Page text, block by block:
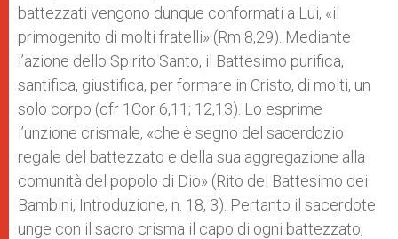
battezzati vengono dunque conformati a Lui, «il
primogenito di molti fratelli» (Rm 8,29). Mediante
l’azione dello Spirito Santo, il Battesimo purifica,
santifica, giustifica, per formare in Cristo, di molti, un
solo corpo (cfr 1Cor 6,11; 12,13). Lo esprime
l’unzione crismale, «che è segno del sacerdozio
regale del battezzato e della sua aggregazione alla
comunità del popolo di Dio» (Rito del Battesimo dei
Bambini, Introduzione, n. 18, 3). Pertanto il sacerdote
unge con il sacro crisma il capo di ogni battezzato,